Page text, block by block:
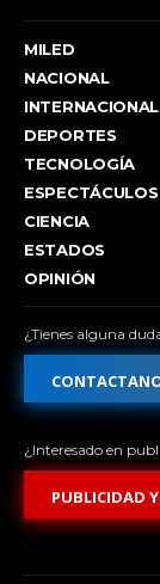
MILED
NACIONAL
INTERNACIONAL
DEPORTES
TECNOLOGÍA
ESPECTÁCULOS
CIENCIA
ESTADOS
OPINIÓN
¿Tienes alguna
¿Interesado en
PUBLICIDAD